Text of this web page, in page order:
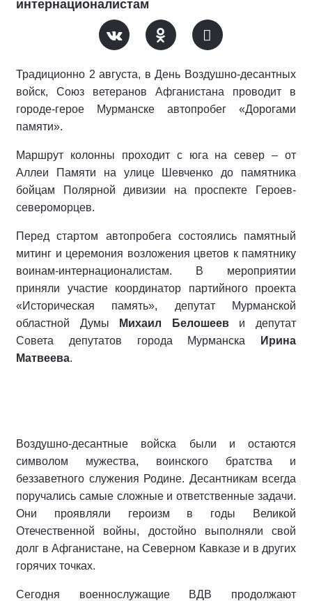
интернационалистам
Традиционно 2 августа, в День Воздушно-десантных
войск, Союз ветеранов Афганистана проводит в
городе-герое Мурманске автопробег «Дорогами
памяти».
Маршрут колонны проходит с юга на север – от
Аллеи Памяти на улице Шевченко до памятника
бойцам Полярной дивизии на проспекте Героев-
североморцев.
Перед стартом автопробега состоялись памятный
митинг и церемония возложения цветов к памятнику
воинам-интернационалистам. В мероприятии
приняли участие координатор партийного проекта
«Историческая память», депутат Мурманской
областной Думы
Михаил Белошееви депутат
Совета депутатов города Мурманска
Ирина
Матвеева.
Воздушно-десантные войска были и остаются
символом мужества, воинского братства и
беззаветного служения Родине. Десантникам всегда
поручались самые сложные и ответственные задачи.
Они проявляли героизм в годы Великой
Отечественной войны, достойно выполняли свой
долг в Афганистане, на Северном Кавказе и в других
горячих точках.
Сегодня военнослужащие ВДВ продолжают